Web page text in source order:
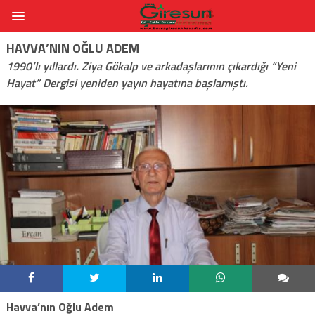
HAVVA’NIN OĞLU ADEM
1990’lı yıllardı. Ziya Gökalp ve arkadaşlarının çıkardığı “Yeni
Hayat” Dergisi yeniden yayın hayatına başlamıştı.
Havva’nın Oğlu Adem